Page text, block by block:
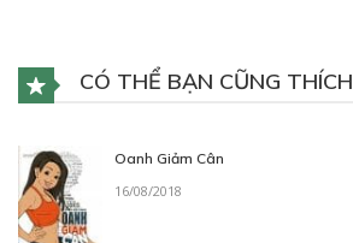
CÓ THỂ BẠN CŨNG THÍCH
Oanh Giảm Cân
16/08/2018